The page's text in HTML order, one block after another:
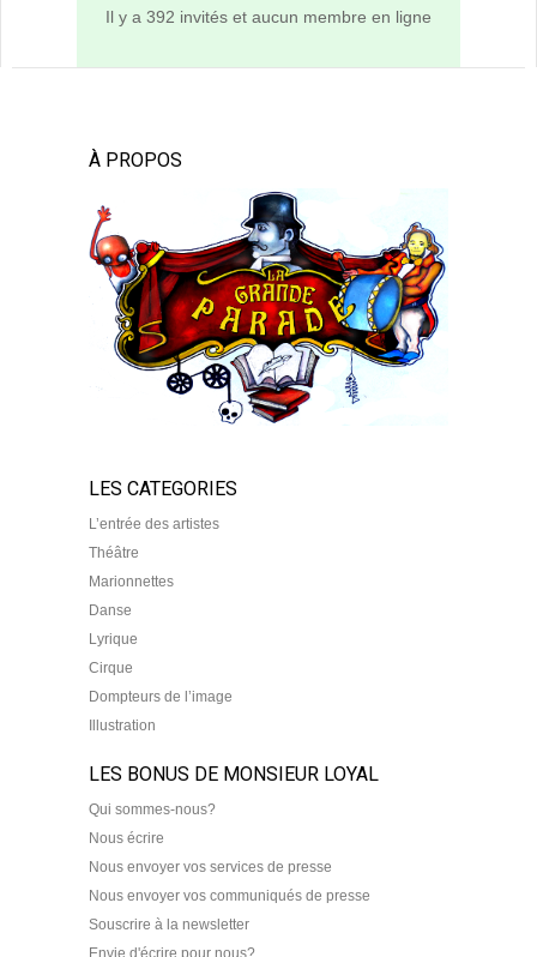
Il y a 392 invités et aucun membre en ligne
À PROPOS
LES CATEGORIES
L’entrée des artistes
Théâtre
Marionnettes
Danse
Lyrique
Cirque
Dompteurs de l’image
Illustration
LES BONUS DE MONSIEUR LOYAL
Qui sommes-nous?
Nous écrire
Nous envoyer vos services de presse
Nous envoyer vos communiqués de presse
Souscrire à la newsletter
Envie d'écrire pour nous?